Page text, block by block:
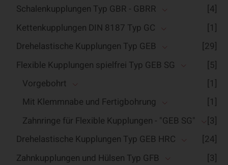
Schalenkupplungen Typ GBR - GBRR
[4]
Kettenkupplungen DIN 8187 Typ GC
[1]
Drehelastische Kupplungen Typ GEB
[29]
Flexible Kupplungen spielfrei Typ GEB SG
[5]
Vorgebohrt
[1]
Mit Klemmnabe und Fertigbohrung
[1]
Zahnringe für Flexible Kupplungen - "GEB SG"
[3]
Drehelastische Kupplungen Typ GEB HRC
[24]
Zahnkupplungen und Hülsen Typ GFB
[3]